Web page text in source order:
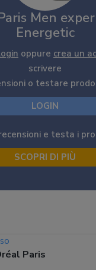
Men
Energetic
oppure crea un
scrivere
o testare
LOGIN
e testa i
SCOPRI DI PIÙ
Paris